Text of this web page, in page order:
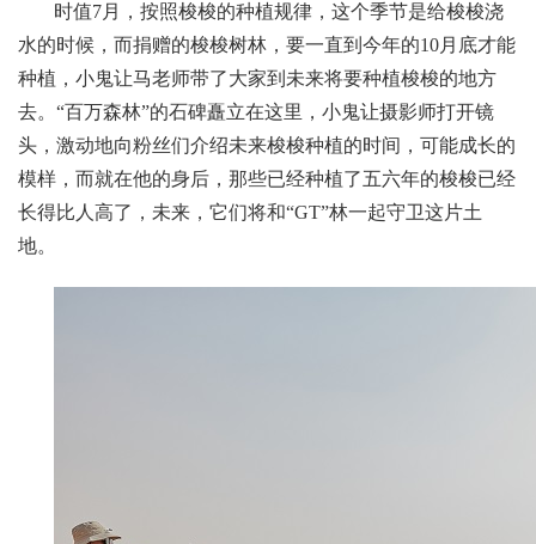
时值7月，按照梭梭的种植规律，这个季节是给梭梭浇
水的时候，而捐赠的梭梭树林，要一直到今年的10月底才能
种植，小鬼让马老师带了大家到未来将要种植梭梭的地方
去。“百万森林”的石碑矗立在这里，小鬼让摄影师打开镜
头，激动地向粉丝们介绍未来梭梭种植的时间，可能成长的
模样，而就在他的身后，那些已经种植了五六年的梭梭已经
长得比人高了，未来，它们将和“GT”林一起守卫这片土
地。